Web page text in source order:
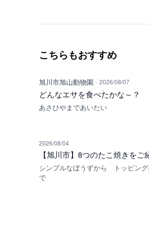
こちらもおすすめ
旭川市旭山動物園 · 2026/08/07
どんなエサを食べたかな～？
あさひやまであいたい
2026/08/04
【旭川市】8つのたこ焼きをご
シンプルなぼうずから トッピング
で